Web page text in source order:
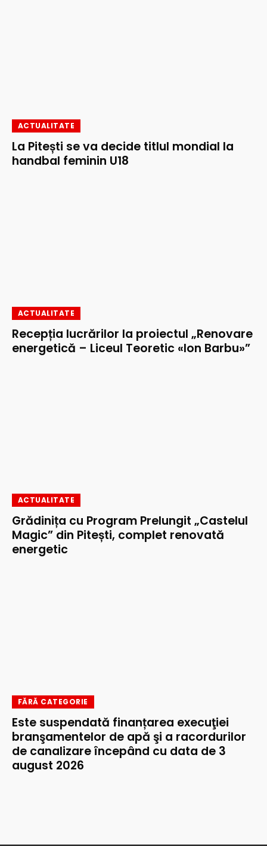
ACTUALITATE
La Pitești se va decide titlul mondial la
handbal feminin U18
ACTUALITATE
Recepția lucrărilor la proiectul „Renovare
energetică – Liceul Teoretic «Ion Barbu»”
ACTUALITATE
Grădinița cu Program Prelungit „Castelul
Magic” din Pitești, complet renovată
energetic
FĂRĂ CATEGORIE
Este suspendată finanțarea execuţiei
branşamentelor de apă şi a racordurilor
de canalizare începând cu data de 3
august 2026